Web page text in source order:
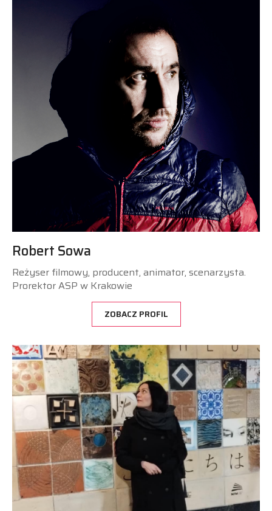
Robert Sowa
Reżyser filmowy, producent, animator, scenarzysta.
Prorektor ASP w Krakowie
ZOBACZ PROFIL